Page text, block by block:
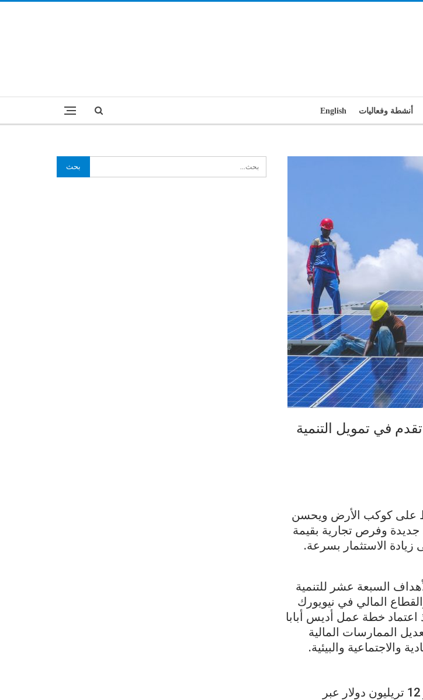
أنشطة وفعاليات English
في تمويل التنمية
على كوكب الأرض ويحسن
وفرص تجارية بقيمة
زيادة الاستثمار بسرعة.
السبعة عشر للتنمية
المالي في نيويورك
خطة عمل أديس أبابا
لتعديل الممارسات المالية
والاجتماعية والبيئية.
الأمم المتحدة تتوقع أن يولد تحقيق أهداف التنمية المستدامة نحو 12 تريليون دولار عبر